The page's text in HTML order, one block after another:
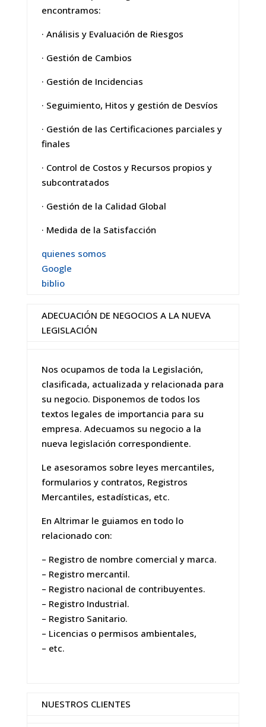
encontramos:
· Análisis y Evaluación de Riesgos
· Gestión de Cambios
· Gestión de Incidencias
· Seguimiento, Hitos y gestión de Desvíos
· Gestión de las Certificaciones parciales y
finales
· Control de Costos y Recursos propios y
subcontratados
· Gestión de la Calidad Global
· Medida de la Satisfacción
quienes somos
Google
biblio
ADECUACIÓN DE NEGOCIOS A LA NUEVA
LEGISLACIÓN
Nos ocupamos de toda la Legislación,
clasificada, actualizada y relacionada para
su negocio. Disponemos de todos los
textos legales de importancia para su
empresa. Adecuamos su negocio a la
nueva legislación correspondiente.
Le asesoramos sobre leyes mercantiles,
formularios y contratos, Registros
Mercantiles, estadísticas, etc.
En Altrimar le guiamos en todo lo
relacionado con:
– Registro de nombre comercial y marca.
– Registro mercantil.
– Registro nacional de contribuyentes.
– Registro Industrial.
– Registro Sanitario.
– Licencias o permisos ambientales,
– etc.
NUESTROS CLIENTES